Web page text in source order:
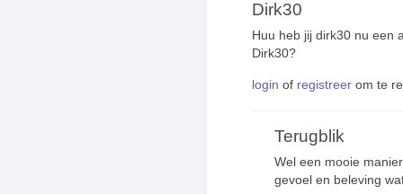
Dirk30
Huu heb jij dirk30 nu een
Dirk30?
login of registreer om te
Terugblik
Wel een mooie
gevoel en beleving